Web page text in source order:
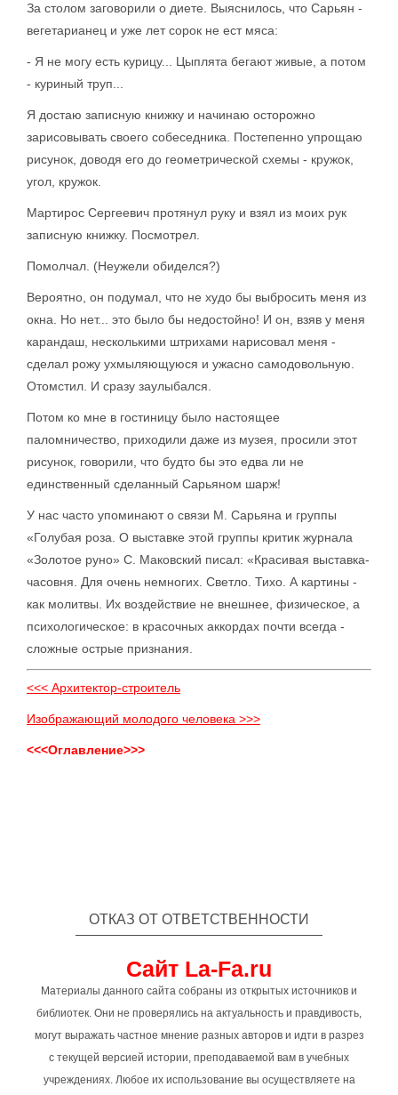
За столом заговорили о диете. Выяснилось, что Сарьян -
вегетарианец и уже лет сорок не ест мяса:
- Я не могу есть курицу... Цыплята бегают живые, а потом
- куриный труп...
Я достаю записную книжку и начинаю осторожно
зарисовывать своего собеседника. Постепенно упрощаю
рисунок, доводя его до геометрической схемы - кружок,
угол, кружок.
Мартирос Сергеевич протянул руку и взял из моих рук
записную книжку. Посмотрел.
Помолчал. (Неужели обиделся?)
Вероятно, он подумал, что не худо бы выбросить меня из
окна. Но нет... это было бы недостойно! И он, взяв у меня
карандаш, несколькими штрихами нарисовал меня -
сделал рожу ухмыляющуюся и ужасно самодовольную.
Отомстил. И сразу заулыбался.
Потом ко мне в гостиницу было настоящее
паломничество, приходили даже из музея, просили этот
рисунок, говорили, что будто бы это едва ли не
единственный сделанный Сарьяном шарж!
У нас часто упоминают о связи М. Сарьяна и группы
«Голубая роза. О выставке этой группы критик журнала
«Золотое руно» С. Маковский писал: «Красивая выставка-
часовня. Для очень немногих. Светло. Тихо. А картины -
как молитвы. Их воздействие не внешнее, физическое, а
психологическое: в красочных аккордах почти всегда -
сложные острые признания.
<<< Архитектор-строитель
Изображающий молодого человека >>>
<<<Оглавление>>>
ОТКАЗ ОТ ОТВЕТСТВЕННОСТИ
Сайт La-Fa.ru
Материалы данного сайта собраны из открытых источников и
библиотек. Они не проверялись на актуальность и правдивость,
могут выражать частное мнение разных авторов и идти в разрез
с текущей версией истории, преподаваемой вам в учебных
учреждениях. Любое их использование вы осуществляете на